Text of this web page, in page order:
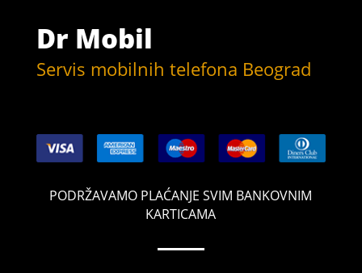
Dr Mobil
Servis mobilnih telefona Beograd
PODRŽAVAMO PLAĆANJE SVIM BANKOVNIM
KARTICAMA